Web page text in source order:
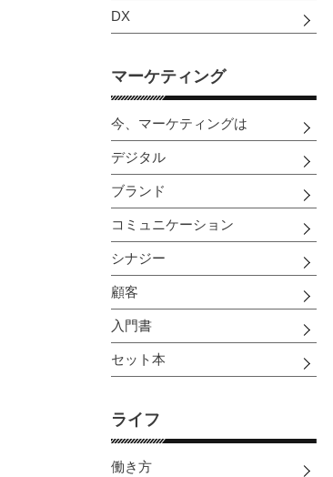
DX
マーケティング
今、マーケティングは
デジタル
ブランド
コミュニケーション
シナジー
顧客
入門書
セット本
ライフ
働き方